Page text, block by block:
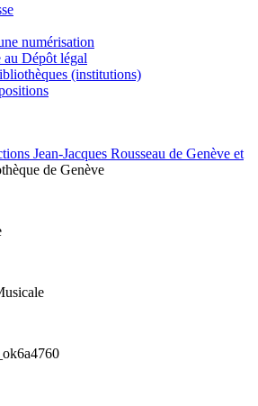
numérisation
au Dépôt légal
(institutions)